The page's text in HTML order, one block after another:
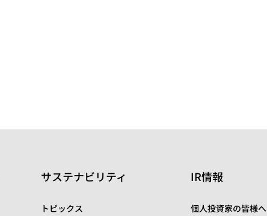
サステナビリティ
トピックス
IR情報
個人投資家の皆様へ